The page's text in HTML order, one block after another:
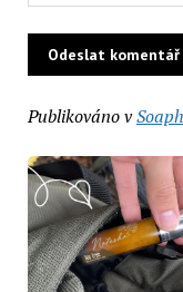
Publikováno v